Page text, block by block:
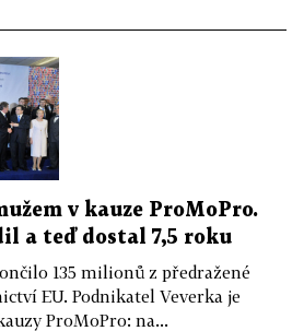
v kauze ProMoPro.
a teď dostal 7,5 roku
135 milionů z předražené
EU. Podnikatel Veverka je
ProMoPro: na...